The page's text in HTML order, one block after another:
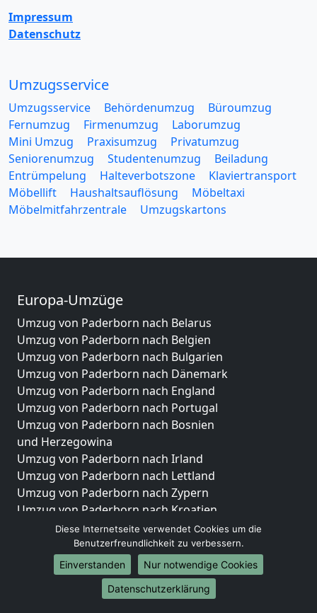
Impressum
Datenschutz
Umzugsservice
Umzugsservice Behördenumzug
Büroumzug
Fernumzug
Firmenumzug
Laborumzug
Mini Umzug
Praxisumzug
Privatumzug
Seniorenumzug
Studentenumzug
Beiladung
Entrümpelung
Halteverbotszone
Klaviertransport
Möbellift
Haushaltsauflösung
Möbeltaxi
Möbelmitfahrzentrale
Umzugskartons
Europa-Umzüge
Umzug von Paderborn nach Belarus
Umzug von Paderborn nach Belgien
Umzug von Paderborn nach Bulgarien
Umzug von Paderborn nach Dänemark
Umzug von Paderborn nach England
Umzug von Paderborn nach Portugal
Umzug von Paderborn nach Bosnien
und Herzegowina
Umzug von Paderborn nach Irland
Umzug von Paderborn nach Lettland
Umzug von Paderborn nach Zypern
Umzug von Paderborn nach Kroatien
Umzug von Paderborn nach Estland
Umzug von Paderborn nach Finnland
Umzug von Paderborn nach Frankreich
Umzug von Paderborn nach Griechenland
Umzug von Paderborn nach Italien
Diese Internetseite verwendet Cookies um die
Benutzerfreundlichkeit zu verbessern.
Einverstanden
Nur notwendige Cookies
Datenschutzerklärung